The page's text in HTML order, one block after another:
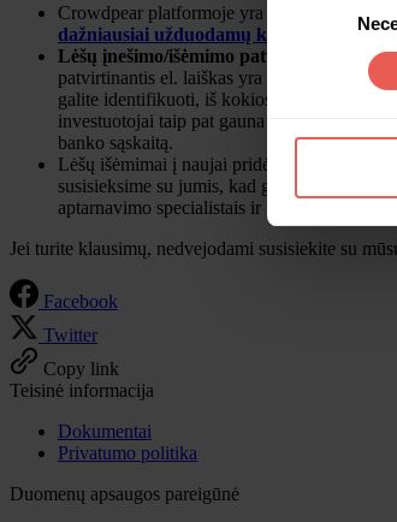
Crowdpear platformoje yra įdiegtas
dviejų
dažniausiai užduodamų klausimų
Lėšų įnešimo/išėmimo patvirtinimo el.
patvirtinantis el. laiškas yra skirtas atkreipti
galite identifikuoti, iš kokios banko
investuotojai taip pat gauna lėšų išėmimą
banko sąskaitą.
Lėšų išėmimai į naujai pridėtas banko
susisieksime su jumis, kad galėtume
aptarnavimo specialistais ir patvirtinkite,
Jei turite klausimų, nedvejodami susisiekite su
Facebook
Twitter
Copy link
Teisinė informacija
Dokumentai
Privatumo politika
Duomenų apsaugos pareigūnė